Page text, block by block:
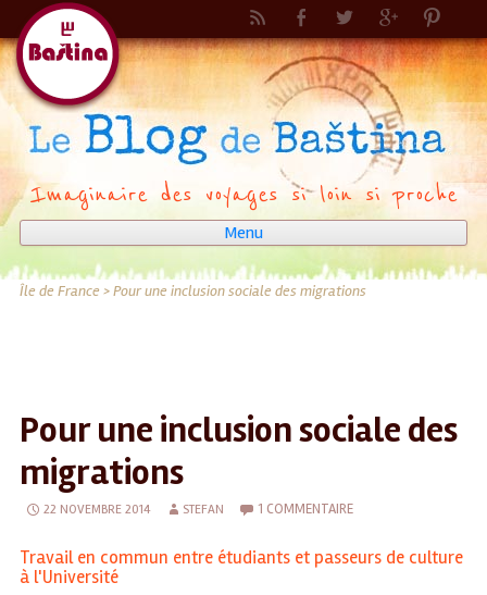
Imaginaire des voyages si loin si proche
Menu
Aller
au
Île de France>Pour une inclusion sociale des migrations
Pour une inclusion sociale des
migrations
22 NOVEMBRE 2014 STEFAN 1 COMMENTAIRE
Travail en commun entre étudiants et passeurs de culture
à l'Université